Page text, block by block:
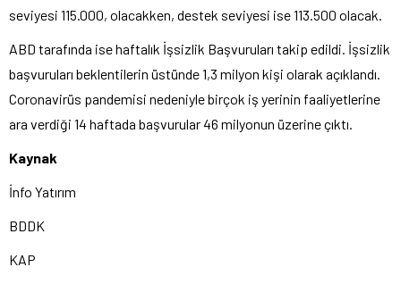
seviyesi 115.000, olacakken, destek seviyesi ise 113.500 olacak.
ABD tarafında ise haftalık İşsizlik Başvuruları takip edildi. İşsizlik
başvuruları beklentilerin üstünde 1,3 milyon kişi olarak açıklandı.
Coronavirüs pandemisi nedeniyle birçok iş yerinin faaliyetlerine
ara verdiği 14 haftada başvurular 46 milyonun üzerine çıktı.
Kaynak
İnfo Yatırım
BDDK
KAP